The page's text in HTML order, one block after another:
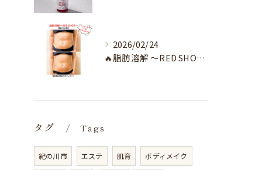
2026/02/24
🔥脂肪溶解 〜RED SHOT〜🔥
タグ Tags
紀の川市 エステ 肌育 ボディメイク